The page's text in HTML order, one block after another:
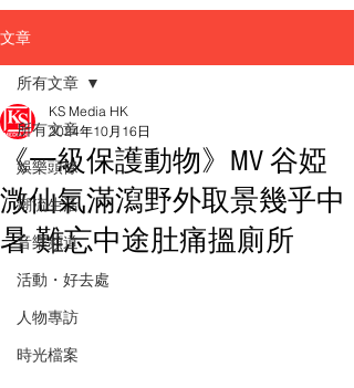
文章
所有文章
娛樂頭條
潮流生活
音樂頻道
活動・好去處
人物專訪
時光檔案
所有文章
《一級保護動物》MV 谷婭
溦仙氣滿瀉野外取景幾乎中
暑 難忘中途肚痛搵廁所
KS Media HK
2024年10月16日